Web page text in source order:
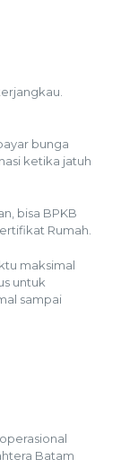
bunga
ketika jatuh
bisa BPKB
Rumah.
maksimal
untuk
sampai
Batam